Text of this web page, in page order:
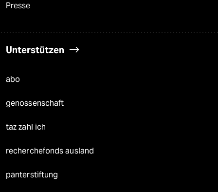
Presse
Unterstützen
abo
genossenschaft
taz zahl ich
recherchefonds ausland
panterstiftung